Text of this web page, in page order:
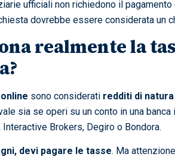
ufficiali non richiedono il
dovrebbe essere considerata un
realmente la
sono considerati redditi di
sia se operi su un conto in una banca
Brokers, Degiro o Bondora.
devi pagare le tasse. Ma